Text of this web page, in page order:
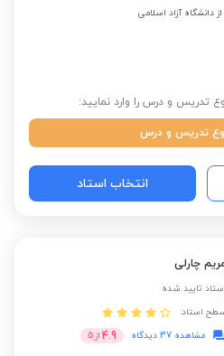
دانشگاه آزاد اسلامی
تدریس و درس را وارد نمایید:
تدریس و درس
انتخاب استاد
چارلی
تایید شده
استاد:
مشاهده 37 دیدگاه
4.9 از 5